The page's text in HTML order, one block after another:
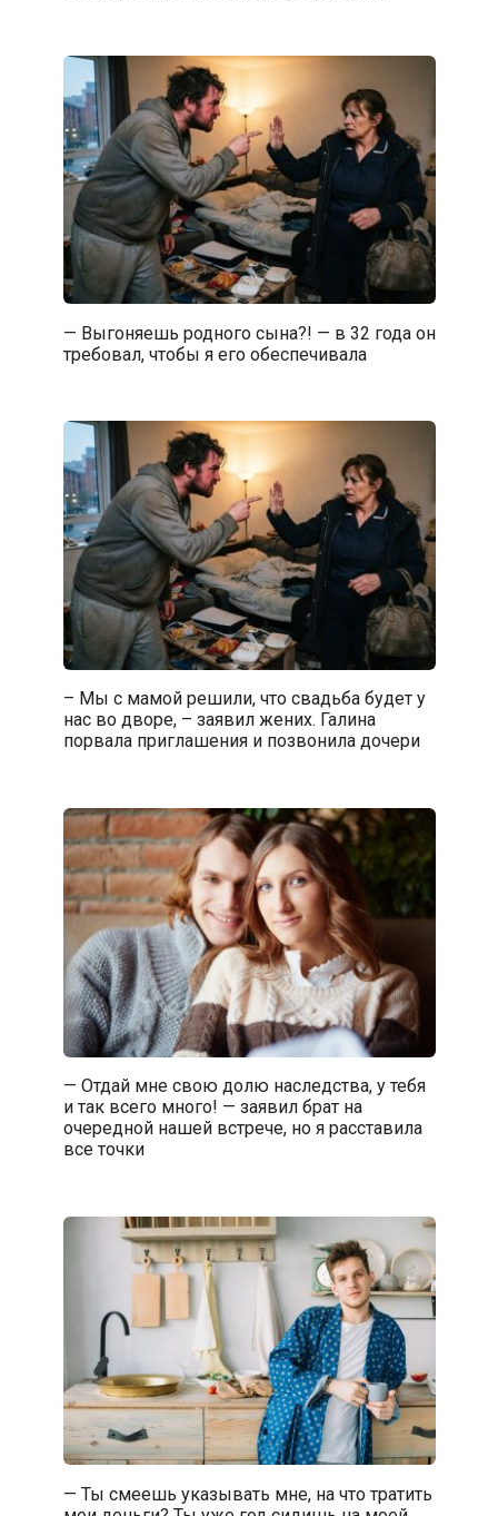
— Выгоняешь родного сына?! — в 32 года он
требовал, чтобы я его обеспечивала
– Мы с мамой решили, что свадьба будет у
нас во дворе, – заявил жених. Галина
порвала приглашения и позвонила дочери
— Отдай мне свою долю наследства, у тебя
и так всего много! — заявил брат на
очередной нашей встрече, но я расставила
все точки
— Ты смеешь указывать мне, на что тратить